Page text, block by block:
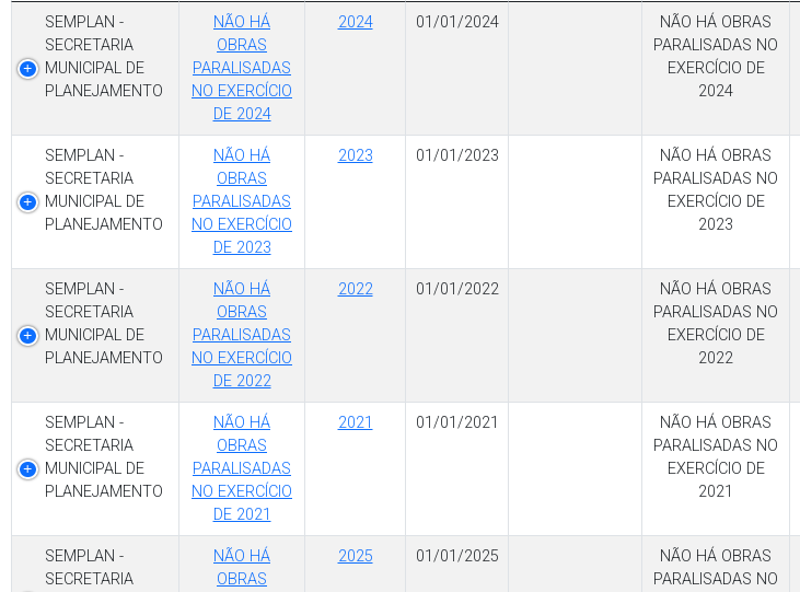
SEMPLAN -
SECRETARIA
MUNICIPAL DE
PLANEJAMENTO
NÃO HÁ
OBRAS
PARALISADAS
NO EXERCÍCIO
DE 2024
2024 01/01/2024
NÃO HÁ OBRAS
PARALISADAS NO
EXERCÍCIO DE
2024
SEMPLAN -
SECRETARIA
MUNICIPAL DE
PLANEJAMENTO
NÃO HÁ
OBRAS
PARALISADAS
NO EXERCÍCIO
DE 2023
2023 01/01/2023
NÃO HÁ OBRAS
PARALISADAS NO
EXERCÍCIO DE
2023
SEMPLAN -
SECRETARIA
MUNICIPAL DE
PLANEJAMENTO
NÃO HÁ
OBRAS
PARALISADAS
NO EXERCÍCIO
DE 2022
2022 01/01/2022
NÃO HÁ OBRAS
PARALISADAS NO
EXERCÍCIO DE
2022
SEMPLAN -
SECRETARIA
MUNICIPAL DE
PLANEJAMENTO
NÃO HÁ
OBRAS
PARALISADAS
NO EXERCÍCIO
DE 2021
2021 01/01/2021
NÃO HÁ OBRAS
PARALISADAS NO
EXERCÍCIO DE
2021
SEMPLAN -
SECRETARIA
NÃO HÁ
OBRAS
2025 01/01/2025
NÃO HÁ OBRAS
PARALISADAS NO